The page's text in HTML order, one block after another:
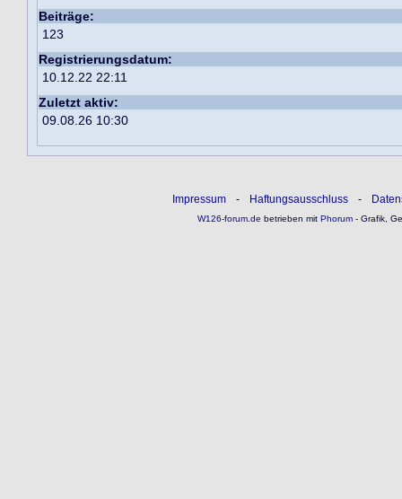
Beiträge:
123
Registrierungsdatum:
10.12.22 22:11
Zuletzt aktiv:
09.08.26 10:30
Impressum - Haftungsausschluss -
W126-forum.de betrieben mitPhorum- Grafik,